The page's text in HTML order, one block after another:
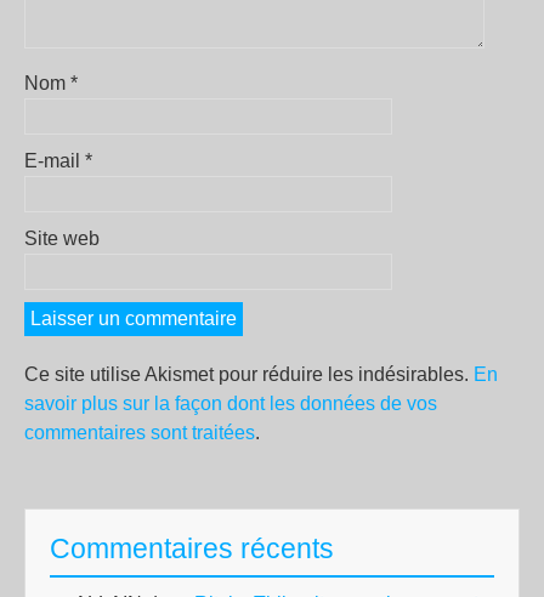
Nom *
E-mail *
Site web
Ce site utilise Akismet pour réduire les indésirables. En
savoir plus sur la façon dont les données de vos
commentaires sont traitées.
Commentaires récents